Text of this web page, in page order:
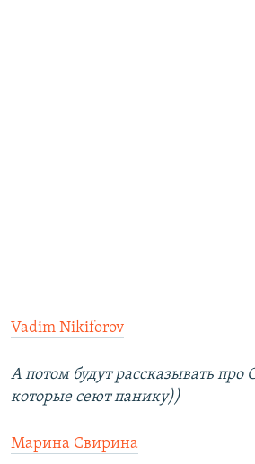
Vadim Nikiforov
А потом будут рассказывать про
которые сеют панику))
Марина Свирина